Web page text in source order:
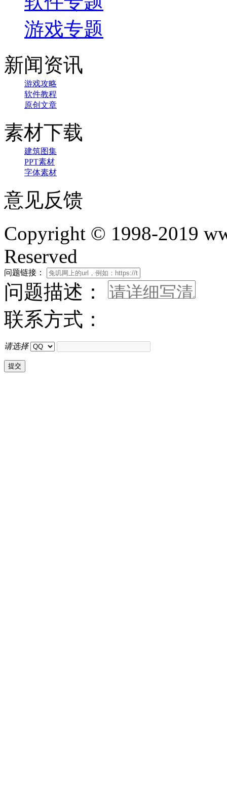
游戏专题
新闻资讯
游戏攻略
软件教程
原创文章
素材下载
建筑图集
PPT素材
字体素材
意见反馈
Copyright © 1998-2019
Reserved
问题链接：
问题描述：
联系方式：
请选择